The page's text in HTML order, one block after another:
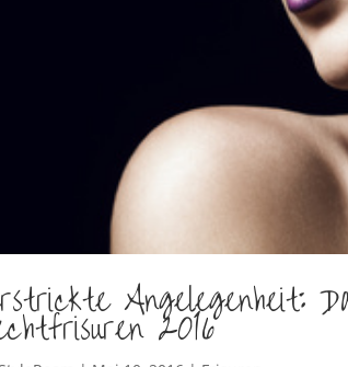
Angelegenheit:
2016